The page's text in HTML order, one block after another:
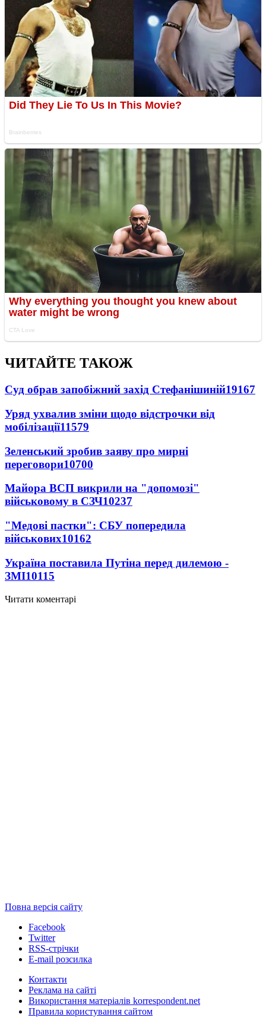
ЧИТАЙТЕ ТАКОЖ
Суд обрав запобіжний захід Стефанішиній19167
Уряд ухвалив зміни щодо відстрочки від
мобілізації11579
Зеленський зробив заяву про мирні
переговори10700
Майора ВСП викрили на "допомозі"
військовому в СЗЧ10237
"Медові пастки": СБУ попередила
військових10162
Україна поставила Путіна перед дилемою -
ЗМІ10115
Читати коментарі
Повна версія сайту
Facebook
Twitter
RSS-стрічки
E-mail розсилка
Контакти
Реклама на сайті
Використання матеріалів korrespondent.net
Правила користування сайтом